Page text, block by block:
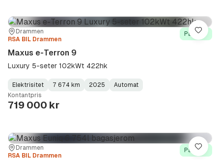
Sted:Drammen
Forhandler:
RSA BIL Drammen
På lager
Maxus e-Terron 9
Luxury 5-seter 102kWt 422hk
Fuel
Type:
Elektrisitet
Kilometerstand:
7 674 km
Model
Year:
2025
Gearbox
Type:
Automat
Kontantpris
719 000 kr
Lagre
Sted:Drammen
Forhandler:
RSA BIL Drammen
På lager
Lagre